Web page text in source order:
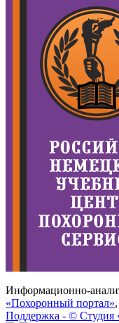
Информационно-
«Похоронный портал»
Поддержка - © Cтудия